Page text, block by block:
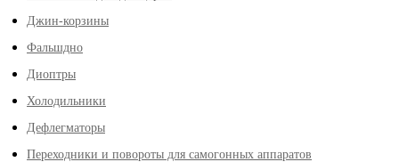
Джин-корзины
Фальшдно
Диоптры
Холодильники
Дефлегматоры
Переходники и повороты для самогонных аппаратов